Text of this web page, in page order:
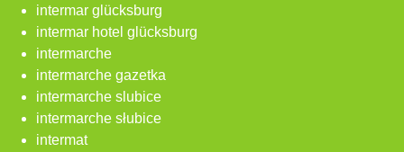
intermar glücksburg
intermar hotel glücksburg
intermarche
intermarche gazetka
intermarche slubice
intermarche słubice
intermat